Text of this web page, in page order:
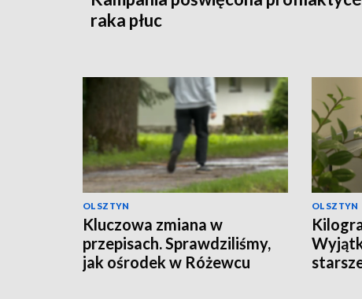
raka płuc
OLSZTYN
Kluczowa zmiana w
przepisach. Sprawdziliśmy,
jak ośrodek w Różewcu
OLSZTYN